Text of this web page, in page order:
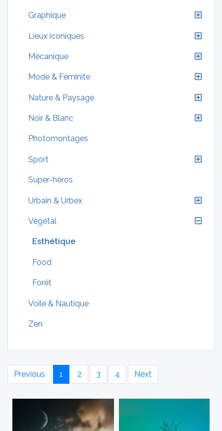
Graphique
Lieux iconiques
Mécanique
Mode & Féminite
Nature & Paysage
Noir & Blanc
Photomontages
Sport
Super-héros
Urbain & Urbex
Végétal
Esthétique
Food
Forêt
Voile & Nautique
Zen
Previous 1 2 3 4 Next